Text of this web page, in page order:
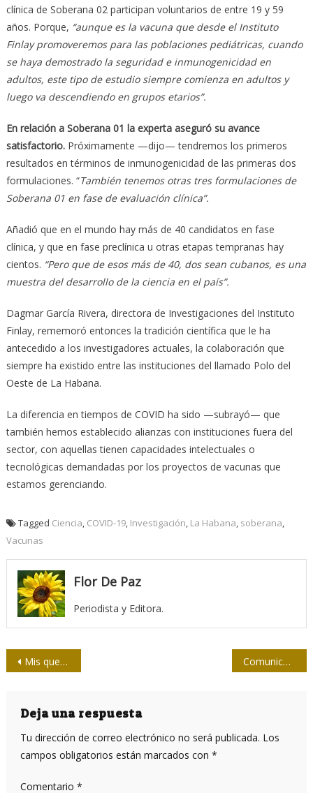
clínica de Soberana 02 participan voluntarios de entre 19 y 59
años. Porque, “aunque es la vacuna que desde el Instituto
Finlay promoveremos para las poblaciones pediátricas, cuando
se haya demostrado la seguridad e inmunogenicidad en
adultos, este tipo de estudio siempre comienza en adultos y
luego va descendiendo en grupos etarios”.
En relación a Soberana 01 la experta aseguró su avance
satisfactorio.Próximamente —dijo— tendremos los primeros
resultados en términos de inmunogenicidad de las primeras dos
formulaciones. “También tenemos otras tres formulaciones de
Soberana 01 en fase de evaluación clínica”.
Añadió que en el mundo hay más de 40 candidatos en fase
clínica, y que en fase preclínica u otras etapas tempranas hay
cientos. “Pero que de esos más de 40, dos sean cubanos, es una
muestra del desarrollo de la ciencia en el país”.
Dagmar García Rivera, directora de Investigaciones del Instituto
Finlay, rememoró entonces la tradición científica que le ha
antecedido a los investigadores actuales, la colaboración que
siempre ha existido entre las instituciones del llamado Polo del
Oeste de La Habana.
La diferencia en tiempos de COVID ha sido —subrayó— que
también hemos establecido alianzas con instituciones fuera del
sector, con aquellas tienen capacidades intelectuales o
tecnológicas demandadas por los proyectos de vacunas que
estamos gerenciando.
Tagged Ciencia COVID-19, Investigación La Habana soberana
Vacunas
Flor De Paz
Periodista y Editora.
Navegación
entradas
Mis queridos colegas Comunicación, ciencia e informatización: pilares de la gestión del gobierno cubano
Deja una respuesta
Tu dirección de correo electrónico no será publicada. Los
campos obligatorios están marcados con *
Comentario *